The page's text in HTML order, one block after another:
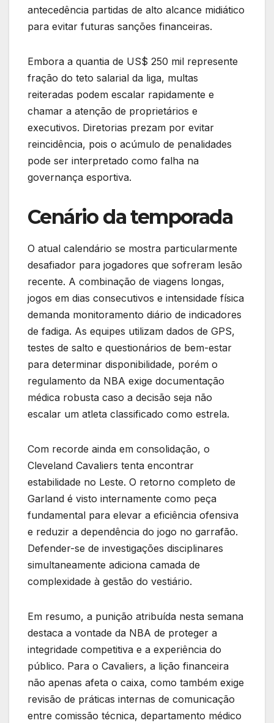
antecedência partidas de alto alcance midiático
para evitar futuras sanções financeiras.
Embora a quantia de US$ 250 mil represente
fração do teto salarial da liga, multas
reiteradas podem escalar rapidamente e
chamar a atenção de proprietários e
executivos. Diretorias prezam por evitar
reincidência, pois o acúmulo de penalidades
pode ser interpretado como falha na
governança esportiva.
Cenário da temporada
O atual calendário se mostra particularmente
desafiador para jogadores que sofreram lesão
recente. A combinação de viagens longas,
jogos em dias consecutivos e intensidade física
demanda monitoramento diário de indicadores
de fadiga. As equipes utilizam dados de GPS,
testes de salto e questionários de bem-estar
para determinar disponibilidade, porém o
regulamento da NBA exige documentação
médica robusta caso a decisão seja não
escalar um atleta classificado como estrela.
Com recorde ainda em consolidação, o
Cleveland Cavaliers tenta encontrar
estabilidade no Leste. O retorno completo de
Garland é visto internamente como peça
fundamental para elevar a eficiência ofensiva
e reduzir a dependência do jogo no garrafão.
Defender-se de investigações disciplinares
simultaneamente adiciona camada de
complexidade à gestão do vestiário.
Em resumo, a punição atribuída nesta semana
destaca a vontade da NBA de proteger a
integridade competitiva e a experiência do
público. Para o Cavaliers, a lição financeira
não apenas afeta o caixa, como também exige
revisão de práticas internas de comunicação
entre comissão técnica, departamento médico